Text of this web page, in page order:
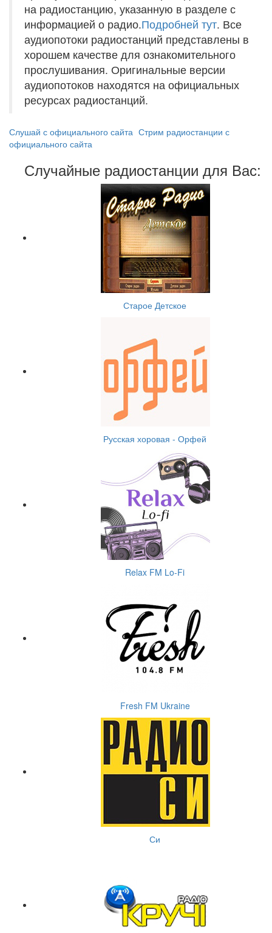
на радиостанцию, указанную в разделе с
информацией о радио.Подробней тут. Все
аудиопотоки радиостанций представлены в
хорошем качестве для ознакомительного
прослушивания. Оригинальные версии
аудиопотоков находятся на официальных
ресурсах радиостанций.
Слушай с официального сайта Стрим радиостанции с
официального сайта
Случайные радиостанции для Вас:
Старое Детское
Русская хоровая - Орфей
Relax FM Lo-Fi
Fresh FM Ukraine
Си